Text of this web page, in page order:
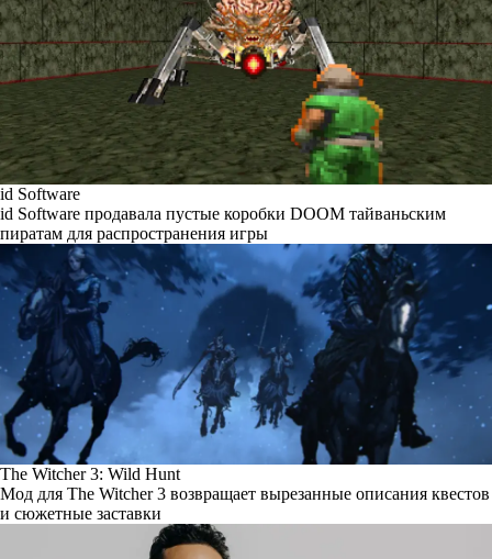
id Software
id Software продавала пустые коробки DOOM тайваньским
пиратам для распространения игры
The Witcher 3: Wild Hunt
Мод для The Witcher 3 возвращает вырезанные описания квестов
и сюжетные заставки